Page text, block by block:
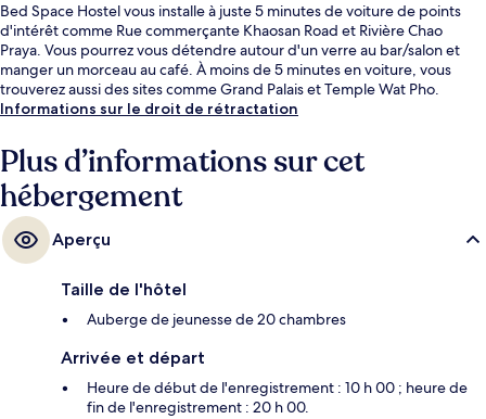
Bed Space Hostel vous installe à juste 5 minutes de voiture de points
d'intérêt comme Rue commerçante Khaosan Road et Rivière Chao
Praya. Vous pourrez vous détendre autour d'un verre au bar/salon et
manger un morceau au café. À moins de 5 minutes en voiture, vous
trouverez aussi des sites comme Grand Palais et Temple Wat Pho.
Informations sur le droit de rétractation
Plus d’informations sur cet
hébergement
Aperçu
Taille de l'hôtel
Auberge de jeunesse de 20 chambres
Arrivée et départ
Heure de début de l'enregistrement : 10 h 00 ; heure de
fin de l'enregistrement : 20 h 00.